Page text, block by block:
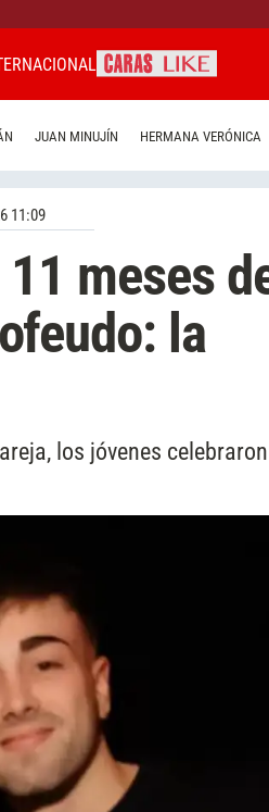
JUAN MINUJÍN HERMANA VERÓNICA
11:09
meses
la
los jóvenes